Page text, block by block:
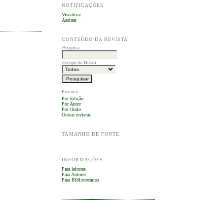
NOTIFICAÇÕES
Visualizar
Assinar
CONTEÚDO DA REVISTA
Pesquisa
Escopo da Busca
Procurar
Por Edição
Por Autor
Por título
Outras revistas
TAMANHO DE FONTE
INFORMAÇÕES
Para leitores
Para Autores
Para Bibliotecários